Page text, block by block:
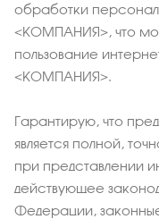
обработки
<КОМПАНИЯ>, что
пользование
<КОМПАНИЯ>.
Гарантирую, что
является полной,
при представлении
действующее
Федерации,